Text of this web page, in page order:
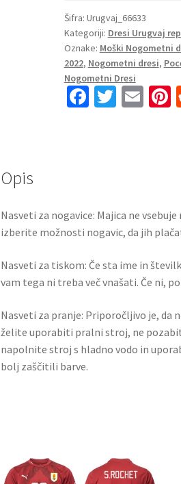
Urugvaj
Vratar
Gostujoči
SP
2022
Kratek
Šifra: Urugvaj_66633
Kategoriji: Dresi Urugvaj
Oznake: Moški Nogometni
2022, Nogometni dresi,
Nogometni Dresi
Fa
k
T E
Opis
Nasveti za nogavice: Majica ne
izberite možnosti nogavic, da jih
Nasveti za tiskom: Če sta ime in
vam tega ni treba več vnašati. Če ni,
Nasveti za pranje: Priporočljivo je, da
želite uporabiti pralni stroj, ne
napolnite stroj s hladno vodo in
bolj zaščitili barve.